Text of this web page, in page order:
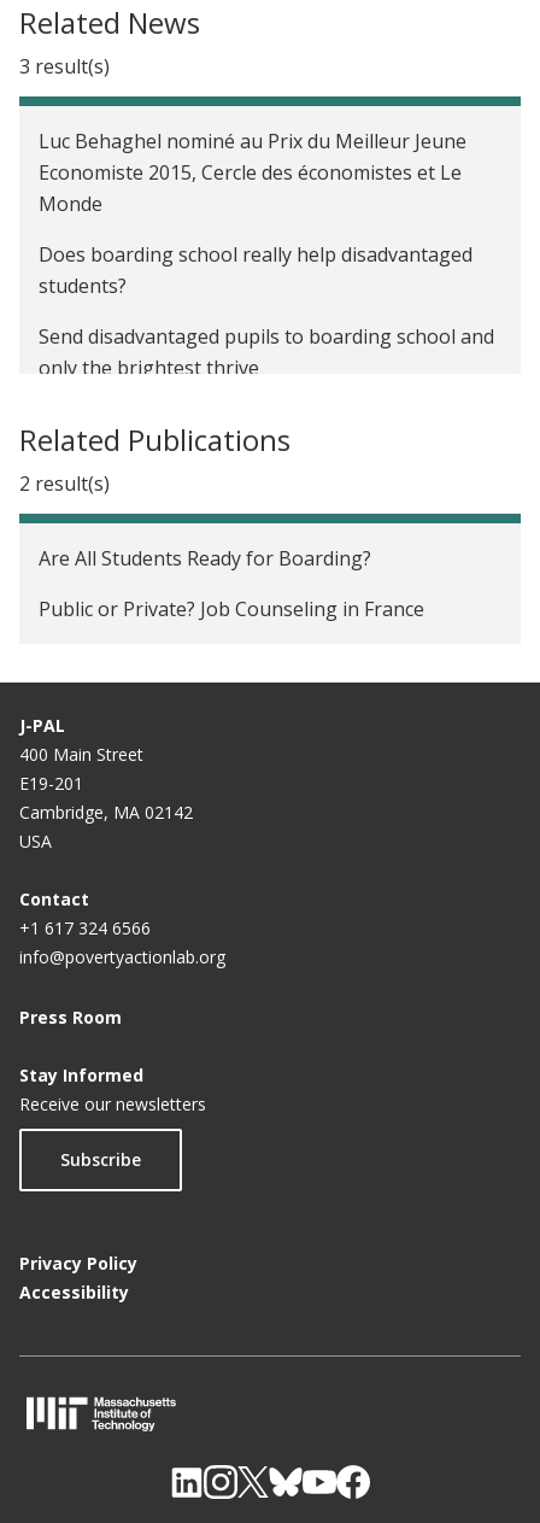
l’insertion professionnelle des étudiants boursiers,
en France
Internats d’excellence, en France
Discrimination à l'embauche et CV Anomymes, en
France
The Impact of Farmer-to-Farmer Training on
Agricultural Productivity in Uganda
Related News
3 result(s)
Luc Behaghel nominé au Prix du Meilleur Jeune
Economiste 2015, Cercle des économistes et Le
Monde
Does boarding school really help disadvantaged
students?
Send disadvantaged pupils to boarding school and
only the brightest thrive
Related Publications
2 result(s)
Are All Students Ready for Boarding?
Public or Private? Job Counseling in France
J-PAL
400 Main Street
E19-201
Cambridge, MA 02142
USA
Contact
+1 617 324 6566
info@povertyactionlab.org
Press Room
Stay Informed
Receive our newsletters
Subscribe
Privacy Policy
Accessibility
I